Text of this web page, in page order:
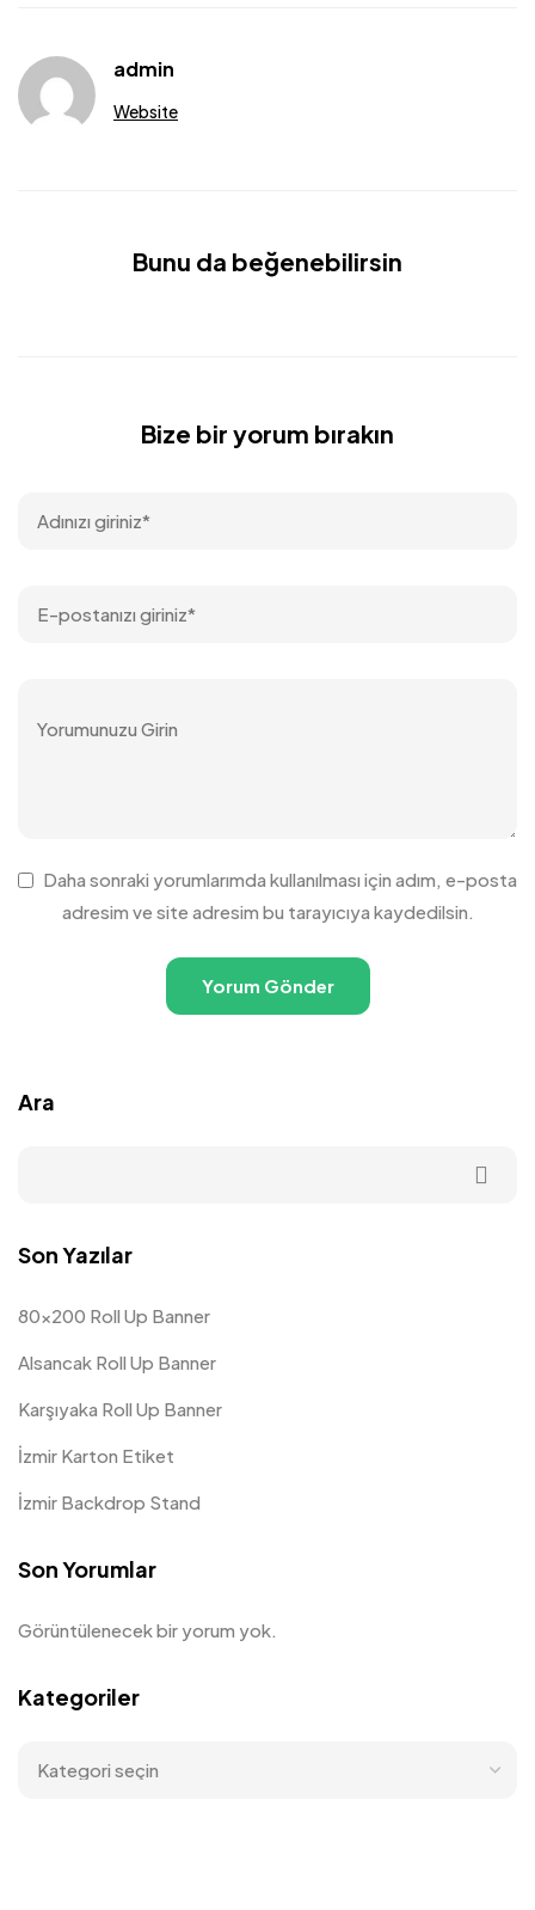
admin
Website
Bunu da beğenebilirsin
Bize bir yorum bırakın
Daha sonraki yorumlarımda kullanılması için adım, e-posta
adresim ve site adresim bu tarayıcıya kaydedilsin.
Ara
Son Yazılar
80×200 Roll Up Banner
Alsancak Roll Up Banner
Karşıyaka Roll Up Banner
İzmir Karton Etiket
İzmir Backdrop Stand
Son Yorumlar
Görüntülenecek bir yorum yok.
Kategoriler